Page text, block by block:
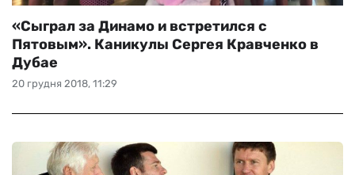
20 грудня 2018, 11:29
«Сыграл за Динамо и встретился с
Пятовым». Каникулы Сергея Кравченко в
Дубае